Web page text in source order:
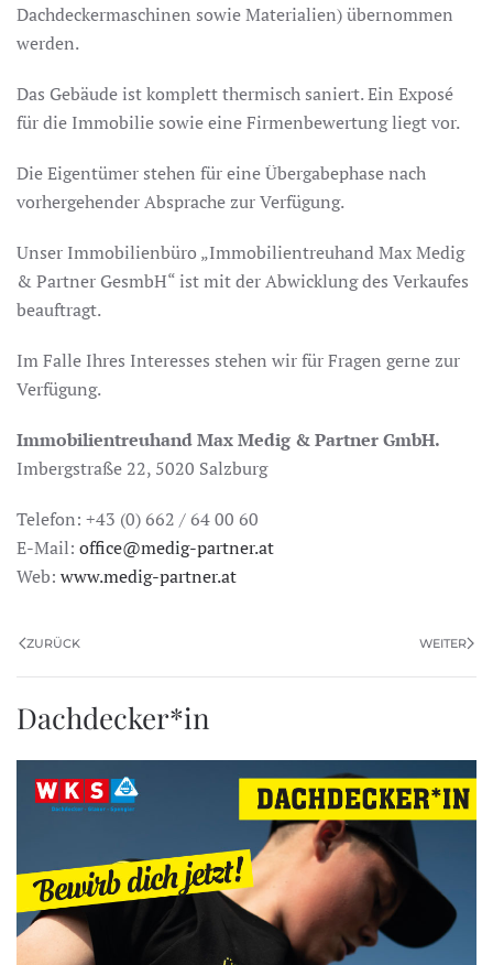
Dachdeckermaschinen sowie Materialien) übernommen
werden.
Das Gebäude ist komplett thermisch saniert. Ein Exposé
für die Immobilie sowie eine Firmenbewertung liegt vor.
Die Eigentümer stehen für eine Übergabephase nach
vorhergehender Absprache zur Verfügung.
Unser Immobilienbüro „Immobilientreuhand Max Medig
& Partner GesmbH“ ist mit der Abwicklung des Verkaufes
beauftragt.
Im Falle Ihres Interesses stehen wir für Fragen gerne zur
Verfügung.
Immobilientreuhand Max Medig & Partner GmbH.
Imbergstraße 22, 5020 Salzburg
Telefon: +43 (0) 662 / 64 00 60
E-Mail: office@medig-partner.at
Web: www.medig-partner.at
ZURÜCK WEITER
Dachdecker*in